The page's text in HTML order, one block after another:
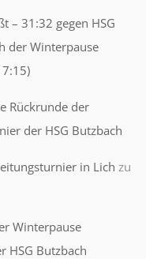
– 31:32 gegen HSG
der Winterpause
Rückrunde der
der HSG Butzbach
in Lich zu
Winterpause
HSG Butzbach